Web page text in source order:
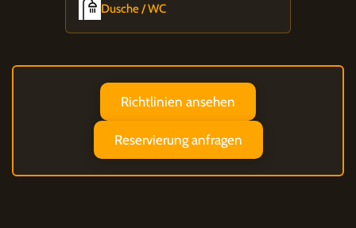
Dusche / WC
Richtlinien ansehen
Reservierung anfragen